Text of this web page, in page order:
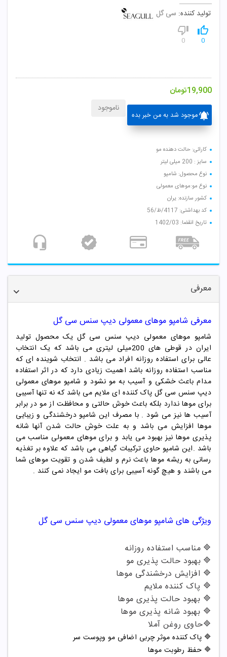
تولید کننده: سی گل
0
0
19,900تومان
موجود شد به من خبر بده
ناموجود
کارائی: حالت دهنده مو
سایز : 200 میلی لیتر
نوع محصول: شامپو
نوع مو:موهای معمولی
کشور سازنده: یران
کد بهداشتی: 4117/ظ/56
تاریخ انقضا: 1402/03
معرفی
معرفی شامپو موهای معمولی دیپ سنس سی گل
شامپو موهای معمولی دیپ سنس سی گل یک محصول تولید
ایران در قوطی های 200میلی لیتری می باشد که یک انتخاب
عالی برای استفاده روزانه افراد می باشد . انتخاب شوینده ای که
مناسب استفاده روزانه باشد اهمیت زیادی دارد که در اثر استفاده
مدام باعث خشکی و آسیب به مو نشود و شامپو موهای معمولی
دیپ سنس سی گل پاک کننده ای ملایم می باشد که نه تنها آسیبی
برای موها ندارد بلکه باعث خوش حالتی و محافظت از مو در برابر
آسیب ها نیز می شود . با مصرف این شامپو درخشندگی و زیبایی
موها افزایش می باشد و به علت خوش حالت شدن آنها شانه
پذیری موها نیز بهبود می یابد و برای موهای معمولی مناسب می
باشد .این شامپو حاوی ترکیبات گیاهی می باشد که علاوه بر تغذیه
رسانی به ریشه موها باعث نرم و لطیف شدن و تقویت موهای شما
می باشند و هیچ گونه آسیبی برای بافت مو ایجاد نمی کنند .
ویژگی های شامپو موهای معمولی دیپ سنس سی گل
🔷 مناسب استفاده روزانه
🔷 بهبود حالت پذیری مو
🔷 افزایش درخشندگی موها
🔷 پاک کننده ملایم
🔷 بهبود حالت پذیری موها
🔷 بهبود شانه پذیری موها
🔷حاوی روغن آملا
🔷 پاک کننده موثر چربی اضافی مو وپوست سر
🔷 حفظ رطوبت موها